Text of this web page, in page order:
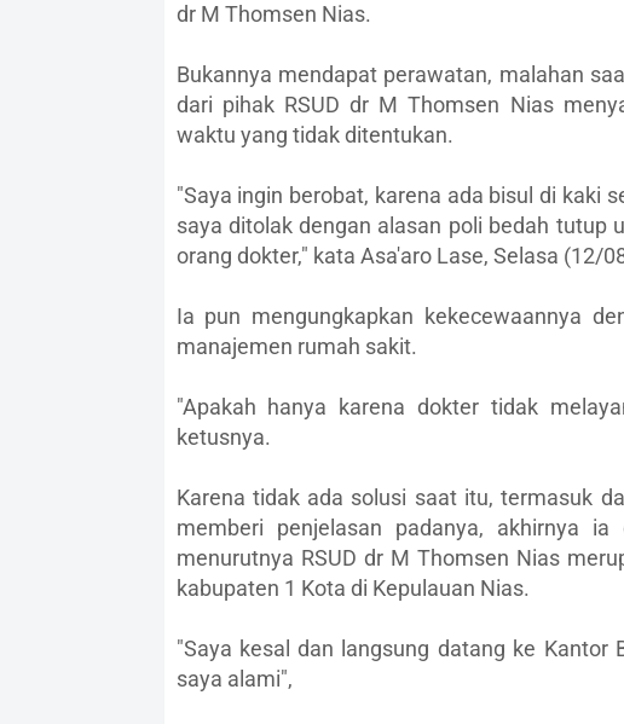
dr M Thomsen Nias.
Bukannya mendapat perawatan, malahan
dari pihak RSUD dr M Thomsen Nias
waktu yang tidak ditentukan.
"Saya ingin berobat, karena ada bisul di kaki
saya ditolak dengan alasan poli bedah tutup
orang dokter," kata Asa'aro Lase, Selasa (12/
Ia pun mengungkapkan kekecewaannya
manajemen rumah sakit.
"Apakah hanya karena dokter tidak
ketusnya.
Karena tidak ada solusi saat itu, termasuk
memberi penjelasan padanya, akhirnya
menurutnya RSUD dr M Thomsen Nias
kabupaten 1 Kota di Kepulauan Nias.
"Saya kesal dan langsung datang ke Kantor
saya alami",